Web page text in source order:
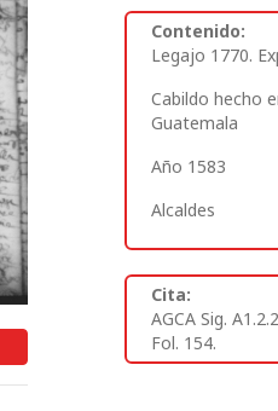
Contenido:
Legajo 1770.
Cabildo hecho
Guatemala
Año 1583
Alcaldes
Cita:
AGCA Sig.
Fol. 154.